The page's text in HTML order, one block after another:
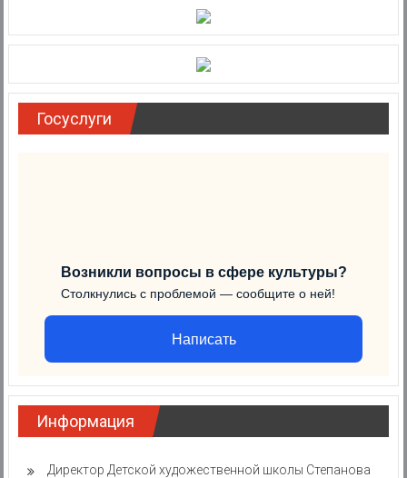
Госуслуги
Возникли вопросы в сфере культуры?
Столкнулись с проблемой — сообщите о ней!
Написать
Информация
Директор Детской художественной школы Степанова